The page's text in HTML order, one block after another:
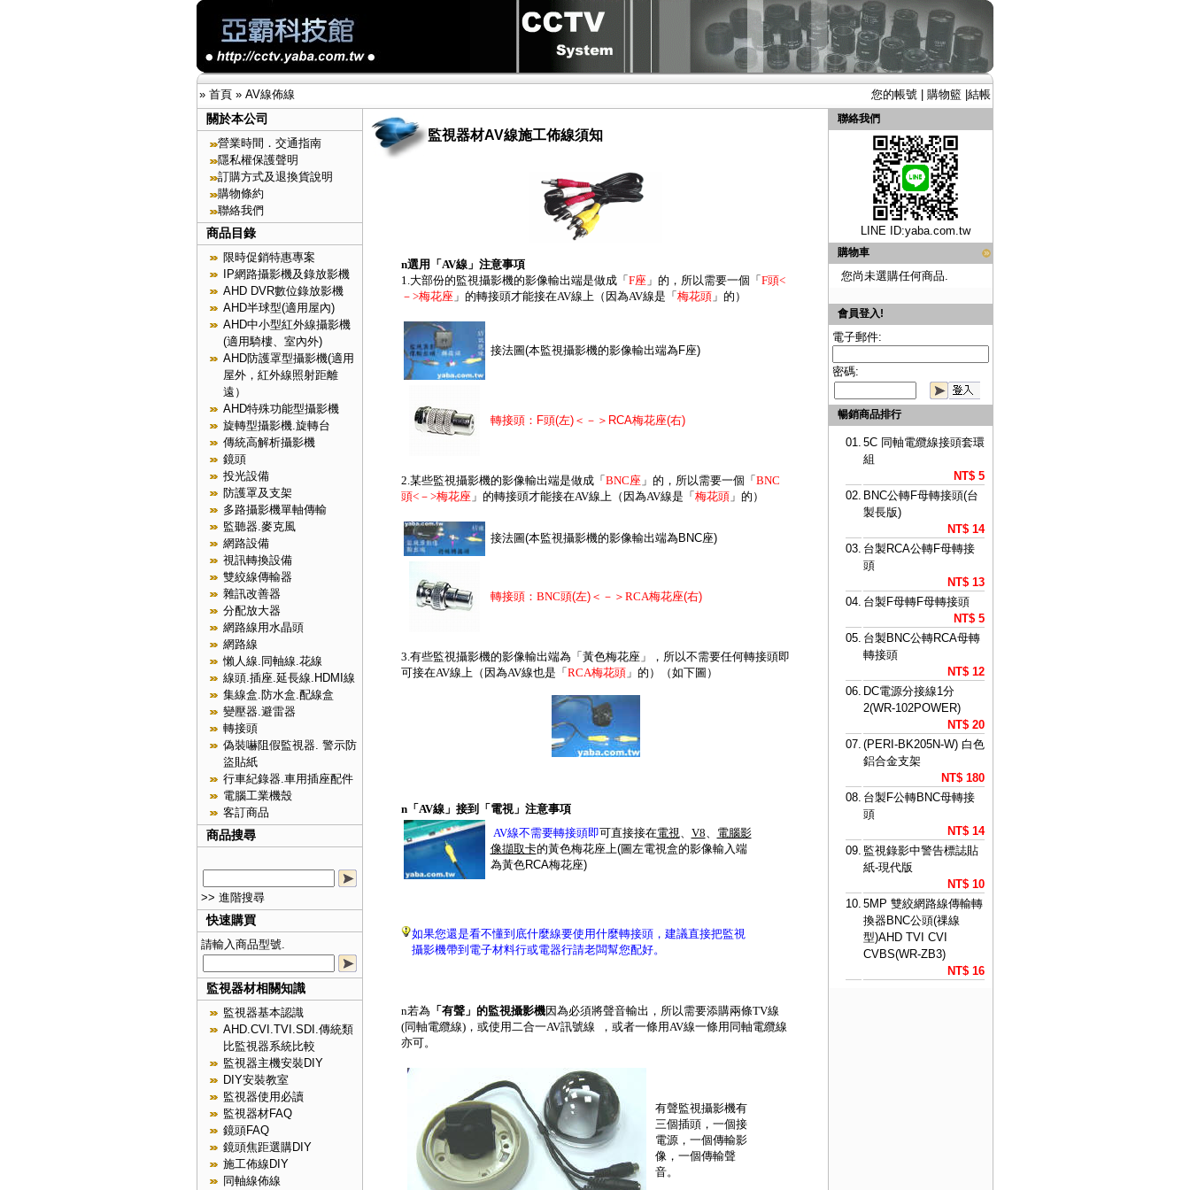
» 首頁 » AV線佈線 您的帳號 購物籃 結帳
關於本公司
營業時間．交通指南
隱私權保護聲明
訂購方式及退換貨說明
購物條約
聯絡我們
商品目錄
限時促銷特惠專案
IP網路攝影機及錄放影機
AHD DVR數位錄放影機
AHD半球型(適用屋內)
AHD中小型紅外線攝影機
(適用騎樓、室內外)
AHD防護罩型攝影機(適用
屋外，紅外線照射距離
遠）
AHD特殊功能型攝影機
旋轉型攝影機.旋轉台
傳統高解析攝影機
鏡頭
投光設備
防護罩及支架
多路攝影機單軸傳輸
監聽器.麥克風
網路設備
視訊轉換設備
雙絞線傳輸器
雜訊改善器
分配放大器
網路線用水晶頭
網路線
懶人線.同軸線.花線
線頭.插座.延長線.HDMI線
集線盒.防水盒.配線盒
變壓器.避雷器
轉接頭
偽裝嚇阻假監視器. 警示防
盜貼紙
行車紀錄器.車用插座配件
電腦工業機殼
客訂商品
商品搜尋
>> 進階搜尋
快速購買
請輸入商品型號.
監視器材相關知識
監視器基本認識
AHD.CVI.TVI.SDI.傳統類
比監視器系統比較
監視器主機安裝DIY
DIY安裝教室
監視器使用必讀
監視器材FAQ
鏡頭FAQ
鏡頭焦距選購DIY
施工佈線DIY
同軸線佈線
監視器材AV線施工佈線須知
n選用「AV線」注意事項
1.大部份的監視攝影機的影像輸出端是做成「 F座」的，所以需要一個「 F頭<
－>梅花座」的轉接頭才能接在AV線上（因為AV線是「 梅花頭」的）
接法圖(本監視攝影機的影像輸出端為F座)
轉接頭：F頭(左)＜－＞RCA梅花座(右)
2.某些監視攝影機的影像輸出端是做成「 BNC座」的，所以需要一個「 BNC
頭<－>梅花座」的轉接頭才能接在AV線上（因為AV線是「 梅花頭」的）
接法圖(本監視攝影機的影像輸出端為BNC座)
轉接頭： BNC頭(左)＜－＞ RCA梅花座(右)
3.有些監視攝影機的影像輸出端為「黃色梅花座」，所以不需要任何轉接頭即
可接在AV線上（因為AV線也是「 RCA梅花頭」的）（如下圖）
n「AV線」接到「電視」注意事項
AV線不需要轉接頭即可直接接在電視 V8
電腦影
像擷取卡的黃色梅花座上(圖左電視盒的影像輸入端
為黃色RCA梅花座)
如果您還是看不懂到底什麼線要使用什麼轉接頭，建議直接把監視
攝影機帶到電子材料行或電器行請老闆幫您配好。
n若為 「有聲」的監視攝影機因為必須將聲音輸出，所以需要添購兩條TV線
(同軸電纜線)， 或使用二合一AV訊號線 ，或者一條用AV線一條用同軸電纜線
亦可。
有聲監視攝影機有
三個插頭，一個接
電源，一個傳輸影
像，一個傳輸聲
音。
聯絡我們
LINE ID:yaba.com.tw
購物車
您尚未選購任何商品.
會員登入!
電子郵件:
密碼:
暢銷商品排行
01. 5C 同軸電纜線接頭套環
組
NT$ 5
02. BNC公轉F母轉接頭(台
製長版)
NT$ 14
03. 台製RCA公轉F母轉接
頭
NT$ 13
04. 台製F母轉F母轉接頭
NT$ 5
05. 台製BNC公轉RCA母轉
轉接頭
NT$ 12
06. DC電源分接線1分
2(WR-102POWER)
NT$ 20
07. (PERI-BK205N-W) 白色
鋁合金支架
NT$ 180
08. 台製F公轉BNC母轉接
頭
NT$ 14
09. 監視錄影中警告標誌貼
紙-現代版
NT$ 10
10. 5MP 雙絞網路線傳輸轉
換器BNC公頭(祼線
型)AHD TVI CVI
CVBS(WR-ZB3)
NT$ 16